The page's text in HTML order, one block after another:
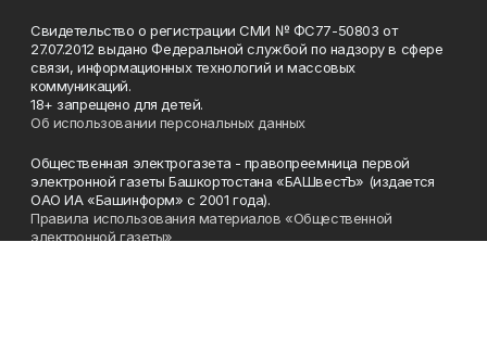
Свидетельство о регистрации СМИ № ФС77-50803 от
27.07.2012 выдано Федеральной службой по надзору в сфере
связи, информационных технологий и массовых
коммуникаций.
18+ запрещено для детей.
Об использовании персональных данных
Общественная электрогазета - правопреемница первой
электронной газеты Башкортостана «БАШвестЪ» (издается
ОАО ИА «Башинформ» с 2001 года).
Правила использования материалов «Общественной
электронной газеты»